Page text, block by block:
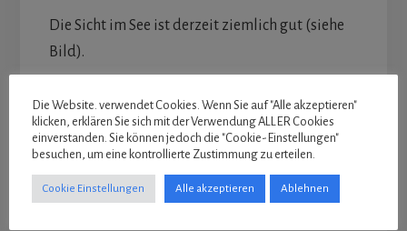
Die Sicht im See ist derzeit ziemlich gut (siehe
Bild).
Die Website. verwendet Cookies. Wenn Sie auf "Alle akzeptieren"
klicken, erklären Sie sich mit der Verwendung ALLER Cookies
einverstanden. Sie können jedoch die "Cookie-Einstellungen"
besuchen, um eine kontrollierte Zustimmung zu erteilen.
Cookie Einstellungen Alle akzeptieren Ablehnen